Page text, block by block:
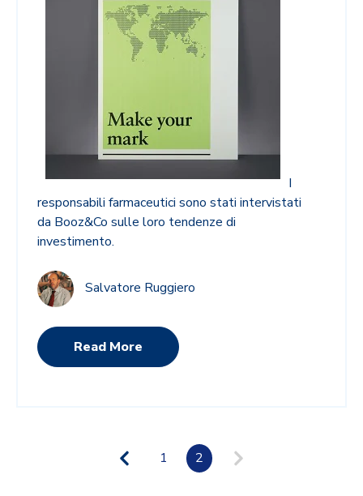
I
responsabili farmaceutici sono stati intervistati
da Booz&Co sulle loro tendenze di
investimento.
Salvatore Ruggiero
Read More
1 2